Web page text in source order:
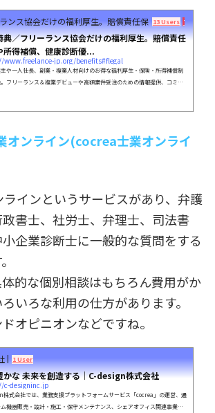
ンス協会だけの福利厚生。賠償責任保険や所得補償、
13 Users 70
典／フリーランス協会だけの福利厚生。賠償責任
所得補償、健康診断優...
jp.org/benefits#flegal
や一人社長、副業・複業人材向けのお得な福利厚生・保険・所得補償制
フリーランス＆複業デビューや高額案件受注のための情報提供、コミュ
オンライン(cocrea士業オンライ
インというサービスがあり、弁護
書士、社労士、弁理士、司法書
企業診断士に一般的な質問をする
的な個別相談はもちろん費用がか
いろな利用の仕方があります。
オピニオンなどですね。
| 1 User
かな 未来を創造する｜C-design株式会社
c-designinc.jp
式会社では、業務支援プラットフォームサービス「cocrea」の運営、通
機器販売・設計・施工・保守メンテナンス、シェアオフィス関連事業の